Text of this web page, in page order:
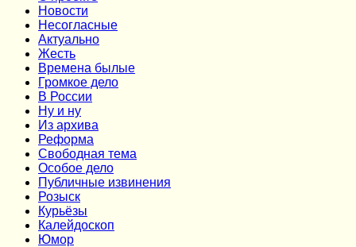
Новости
Несогласные
Актуально
Жесть
Времена былые
Громкое дело
В России
Ну и ну
Из архива
Реформа
Cвободная тема
Особое дело
Публичные извинения
Розыск
Курьёзы
Калейдоскоп
Юмор